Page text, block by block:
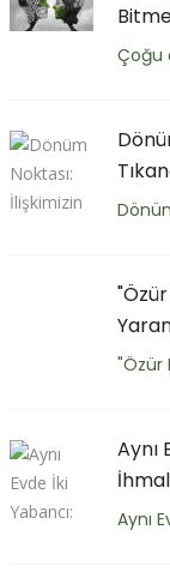
Çoğu
"Özür
Aynı
Aynı